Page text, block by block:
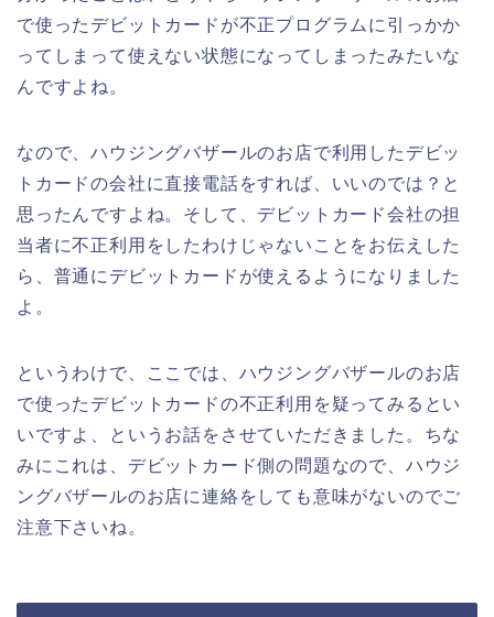
で使ったデビットカードが不正プログラムに引っかか
ってしまって使えない状態になってしまったみたいな
んですよね。
なので、ハウジングバザールのお店で利用したデビッ
トカードの会社に直接電話をすれば、いいのでは？と
思ったんですよね。そして、デビットカード会社の担
当者に不正利用をしたわけじゃないことをお伝えした
ら、普通にデビットカードが使えるようになりました
よ。
というわけで、ここでは、ハウジングバザールのお店
で使ったデビットカードの不正利用を疑ってみるとい
いですよ、というお話をさせていただきました。ちな
みにこれは、デビットカード側の問題なので、ハウジ
ングバザールのお店に連絡をしても意味がないのでご
注意下さいね。